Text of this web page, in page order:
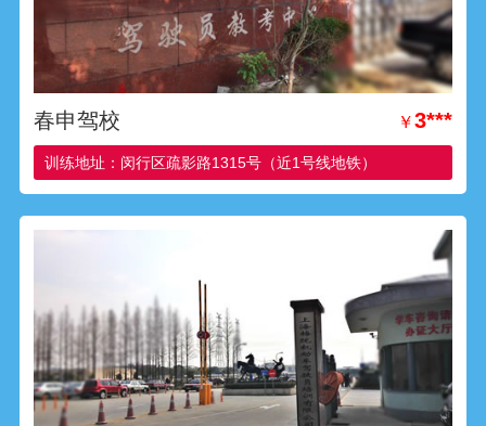
春申驾校 ￥3***
训练地址：闵行区疏影路1315号（近1号线地铁）